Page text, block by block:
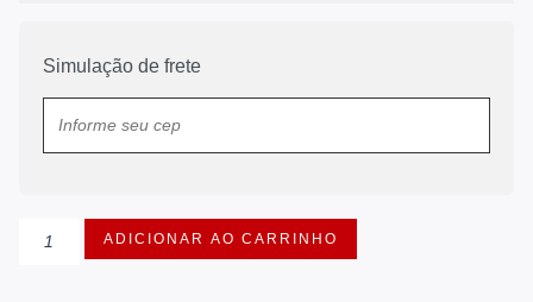
Simulação de frete
ADICIONAR AO CARRINHO